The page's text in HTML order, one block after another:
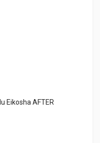
Eikosha AFTER